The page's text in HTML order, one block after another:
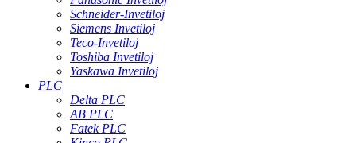
Schneider-Invetiloj
Siemens Invetiloj
Teco-Invetiloj
Toshiba Invetiloj
Yaskawa Invetiloj
PLC
Delta PLC
AB PLC
Fatek PLC